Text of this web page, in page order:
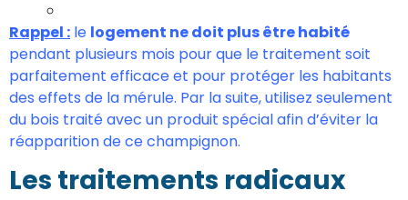
Rappel : le logement ne doit plus être habité
pendant plusieurs mois pour que le traitement soit
parfaitement efficace et pour protéger les habitants
des effets de la mérule. Par la suite, utilisez seulement
du bois traité avec un produit spécial afin d’éviter la
réapparition de ce champignon.
Les traitements radicaux